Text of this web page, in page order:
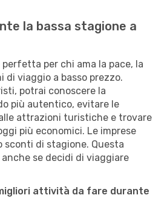
la bassa stagione a
perfetta per chi ama la pace, la
di viaggio a basso prezzo.
potrai conoscere la
più autentico, evitare le
attrazioni turistiche e trovare
più economici. Le imprese
sconti di stagione. Questa
se decidi di viaggiare
attività da fare durante